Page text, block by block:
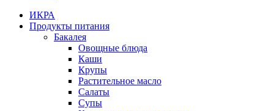
ИКРА
Продукты питания
Бакалея
Овощные блюда
Каши
Крупы
Растительное масло
Салаты
Супы